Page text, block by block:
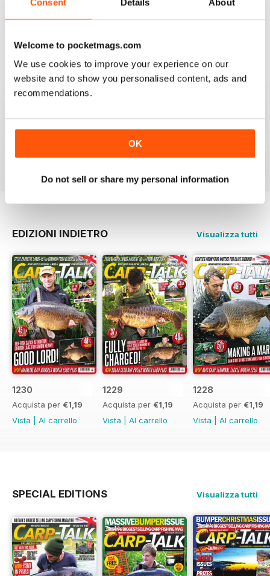
Welcome to pocketmags.com
We use cookies to improve your experience on our
website and to show you personalised content, ads and
recommendations.
OK
Do not sell or share my personal information
Great reading for those who are fans of Angling
Recensito 09 luglio 2019
EDIZIONI INDIETRO Visualizza tutti
1230
Acquista per €1,19
Vista
Al carrello
1229
Acquista per €1,19
Vista
Al carrello
1228
Acquista per €1,19
Vista
Al carrello
SPECIAL EDITIONS Visualizza tutti